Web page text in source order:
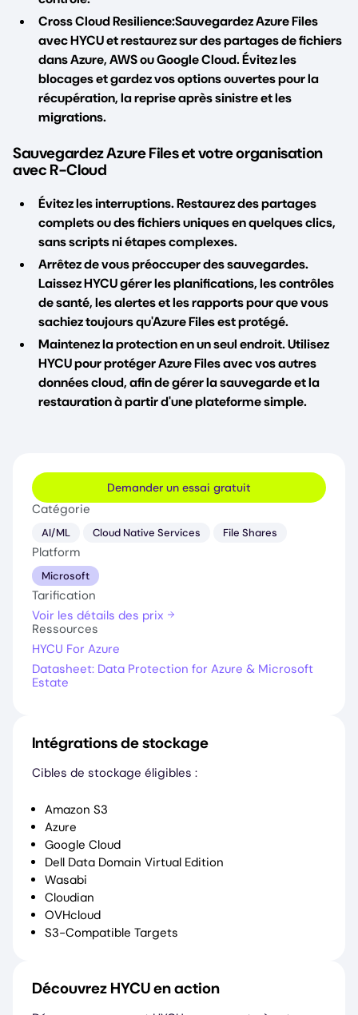
Cross Cloud Resilience:Sauvegardez Azure Files
avec HYCU et restaurez sur des partages de fichiers
dans Azure, AWS ou Google Cloud. Évitez les
blocages et gardez vos options ouvertes pour la
récupération, la reprise après sinistre et les
migrations.
Sauvegardez Azure Files et votre organisation
avec R-Cloud
Évitez les interruptions. Restaurez des partages
complets ou des fichiers uniques en quelques clics,
sans scripts ni étapes complexes.
Arrêtez de vous préoccuper des sauvegardes.
Laissez HYCU gérer les planifications, les contrôles
de santé, les alertes et les rapports pour que vous
sachiez toujours qu'Azure Files est protégé.
Maintenez la protection en un seul endroit. Utilisez
HYCU pour protéger Azure Files avec vos autres
données cloud, afin de gérer la sauvegarde et la
restauration à partir d'une plateforme simple.
Demander un essai gratuit
Catégorie
AI/ML Cloud Native Services File Shares
Platform
Microsoft
Tarification
Voir les détails des prix
Ressources
HYCU For Azure
Datasheet: Data Protection for Azure & Microsoft
Estate
Intégrations de stockage
Cibles de stockage éligibles :
Amazon S3
Azure
Google Cloud
Dell Data Domain Virtual Edition
Wasabi
Cloudian
OVHcloud
S3-Compatible Targets
Découvrez HYCU en action